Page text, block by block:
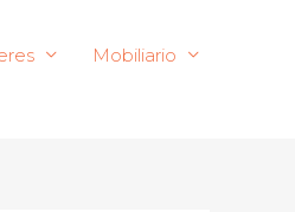
Mobiliario